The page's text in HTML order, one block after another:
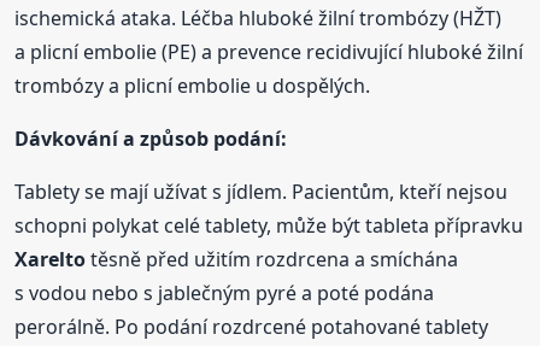
ischemická ataka. Léčba hluboké žilní trombózy (HŽT)
a plicní embolie (PE) a prevence recidivující hluboké žilní
trombózy a plicní embolie u dospělých.
Dávkování a způsob podání:
Tablety se mají užívat s jídlem. Pacientům, kteří nejsou
schopni polykat celé tablety, může být tableta přípravku
Xareltotěsně před užitím rozdrcena a smíchána
s vodou nebo s jablečným pyré a poté podána
perorálně. Po podání rozdrcené potahované tablety